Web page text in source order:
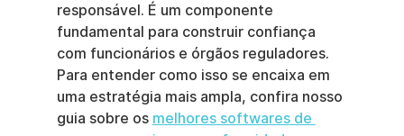
responsável. É um componente
fundamental para construir confiança
com funcionários e órgãos reguladores.
Para entender como isso se encaixa em
uma estratégia mais ampla, confira nosso
guia sobre os melhores softwares de